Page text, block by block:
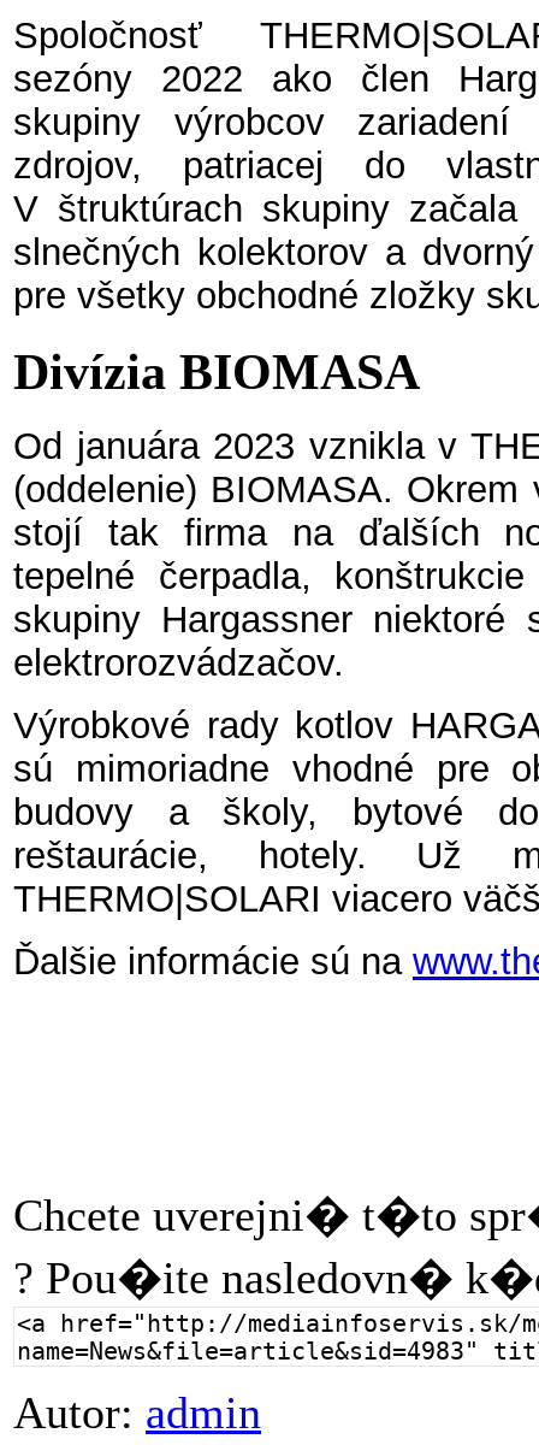
Spoločnosť
sezóny 2022 ako člen
skupiny výrobcov
zdrojov, patriacej do
V štruktúrach skupiny
slnečných kolektorov a
pre všetky obchodné zložky
Divízia BIOMASA
Od januára 2023 vznikla v
(oddelenie) BIOMASA.
stojí tak firma na ďalších
tepelné čerpadla,
skupiny Hargassner niektoré
elektrorozvádzačov.
Výrobkové rady kotlov
sú mimoriadne vhodné pre
budovy a školy, bytové
reštaurácie, hotely. Už
THERMO|SOLARI viacero
Ďalšie informácie sú na
Chcete uverejni� t�to
? Pou�ite nasledovn�
Autor: admin